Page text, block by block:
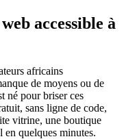
accessible à
africains
de moyens ou de
né pour briser ces
sans ligne de code,
vitrine, une boutique
en quelques minutes.